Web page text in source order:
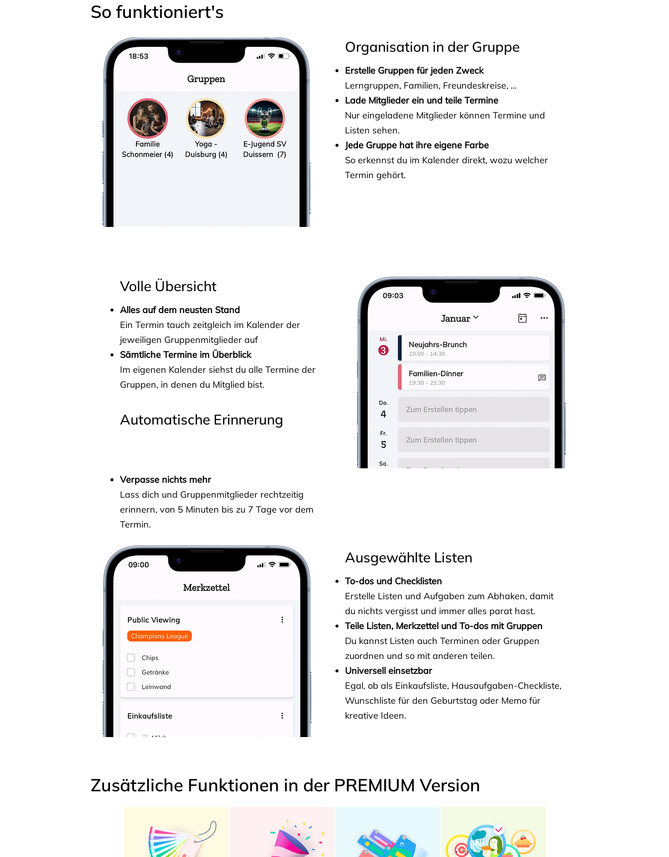
So funktioniert's
Organisation in der Gruppe
Erstelle Gruppen für jeden Zweck
Lerngruppen, Familien, Freundeskreise, ...
Lade Mitglieder ein und teile Termine
Nur eingeladene Mitglieder können Termine und
Listen sehen.
Jede Gruppe hat ihre eigene Farbe
So erkennst du im Kalender direkt, wozu welcher
Termin gehört.
Volle Übersicht
Alles auf dem neusten Stand
Ein Termin tauch zeitgleich im Kalender der
jeweiligen Gruppenmitglieder auf
Sämtliche Termine im Überblick
Im eigenen Kalender siehst du alle Termine der
Gruppen, in denen du Mitglied bist.
Automatische Erinnerung
Verpasse nichts mehr
Lass dich und Gruppenmitglieder rechtzeitig
erinnern, von 5 Minuten bis zu 7 Tage vor dem
Termin.
Ausgewählte Listen
To-dos und Checklisten
Erstelle Listen und Aufgaben zum Abhaken, damit
du nichts vergisst und immer alles parat hast.
Teile Listen, Merkzettel und To-dos mit Gruppen
Du kannst Listen auch Terminen oder Gruppen
zuordnen und so mit anderen teilen.
Universell einsetzbar
Egal, ob als Einkaufsliste, Hausaufgaben-Checkliste,
Wunschliste für den Geburtstag oder Memo für
kreative Ideen.
Zusätzliche Funktionen in der PREMIUM Version